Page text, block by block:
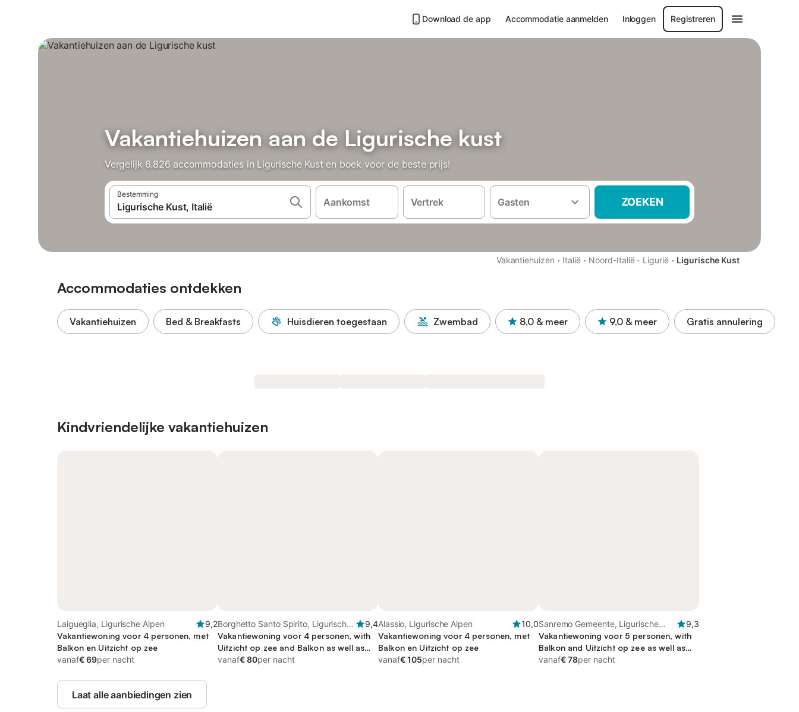
Download de app Accommodatie aanmelden Inloggen Registreren
Vakantiehuizen aan de Ligurische kust
Vergelijk 6.826 accommodaties in Ligurische Kust en boek voor de beste prijs!
Bestemming
Aankomst Vertrek Gasten ZOEKEN
Vakantiehuizen · Italië · Noord-Italië · Ligurië · Ligurische Kust
Accommodaties ontdekken
Vakantiehuizen Bed & Breakfasts Huisdieren toegestaan Zwembad 8,0 & meer 9,0 & meer Gratis annulering
Kindvriendelijke vakantiehuizen
Laigueglia, Ligurische Alpen
9,2
Vakantiewoning voor 4 personen, met
Balkon en Uitzicht op zee
vanaf€ 69per nacht
Borghetto Santo Spirito, Ligurische
Alpen
9,4
Vakantiewoning voor 4 personen, with
Uitzicht op zee and Balkon as well as
Terras
vanaf€ 80per nacht
Alassio, Ligurische Alpen
10,0
Vakantiewoning voor 4 personen, met
Balkon en Uitzicht op zee
vanaf€ 105per nacht
Sanremo Gemeente, Ligurische
Alpen
9,3
Vakantiewoning voor 5 personen, with
Balkon and Uitzicht op zee as well as
Terras
vanaf€ 78per nacht
Laat alle aanbiedingen zien